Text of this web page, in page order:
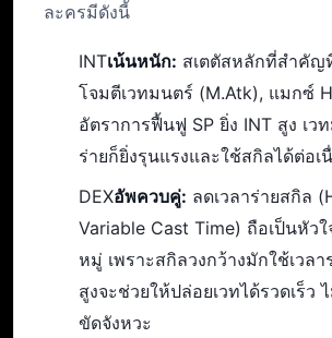
ละครมีดังนี้
INTเน้นหนัก: สเตตัสหลักที่สำคัญ
โจมตีเวทมนตร์ (M.Atk), แมกซ์
อัตราการฟื้นฟู SP ยิ่ง INT สูง เ
ร่ายก็ยิ่งรุนแรงและใช้สกิลได้ต่อเ
DEXอัพควบคู่: ลดเวลาร่ายสกิล
Variable Cast Time) ถือเป็นหัวใ
หมู่ เพราะสกิลวงกว้างมักใช้เวล
สูงจะช่วยให้ปล่อยเวทได้รวดเร็ว
ขัดจังหวะ